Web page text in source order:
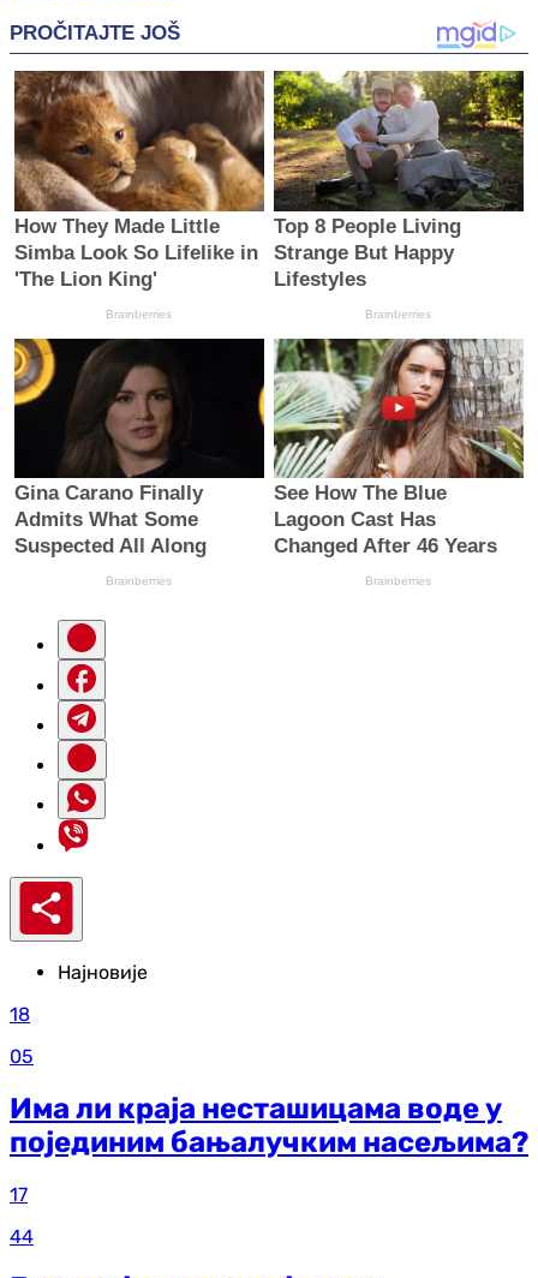
Најновије
18
05
Има ли краја несташицама воде у
појединим бањалучким насељима?
17
44